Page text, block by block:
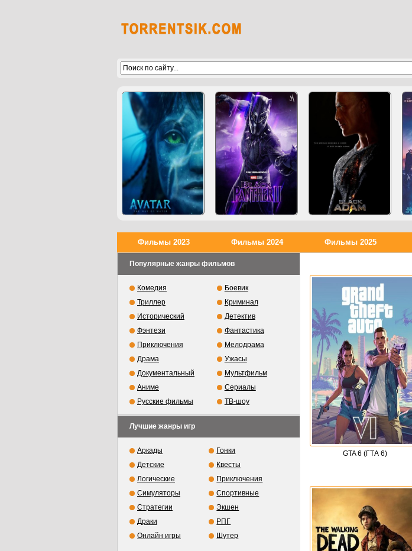
GTA 6 (ГТА 6)
Фильмы 2023 Фильмы 2024 Фильмы 2025
Популярные жанры фильмов
Комедия
Боевик
Триллер
Криминал
Исторический
Детектив
Фэнтези
Фантастика
Приключения
Мелодрама
Драма
Ужасы
Документальный
Мультфильм
Аниме
Сериалы
Русские фильмы
ТВ-шоу
Лучшие жанры игр
Аркады
Гонки
Детские
Квесты
Логические
Приключения
Симуляторы
Спортивные
Стратегии
Экшен
Драки
РПГ
Онлайн игры
Шутер